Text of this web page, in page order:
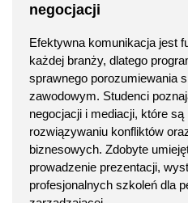
negocjacji
Efektywna komunikacja jest
każdej branży, dlatego
sprawnego porozumiewania
zawodowym. Studenci
negocjacji i mediacji, które są
rozwiązywaniu konfliktów
biznesowych. Zdobyte
prowadzenie prezentacji,
profesjonalnych szkoleń dla